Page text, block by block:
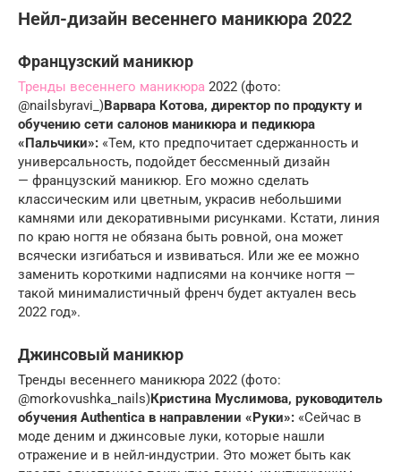
Нейл-дизайн весеннего маникюра 2022
Французский маникюр
Тренды весеннего маникюра 2022 (фото:
@nailsbyravi_)Варвара Котова, директор по продукту и
обучению сети салонов маникюра и педикюра
«Пальчики»: «Тем, кто предпочитает сдержанность и
универсальность, подойдет бессменный дизайн
— французский маникюр. Его можно сделать
классическим или цветным, украсив небольшими
камнями или декоративными рисунками. Кстати, линия
по краю ногтя не обязана быть ровной, она может
всячески изгибаться и извиваться. Или же ее можно
заменить короткими надписями на кончике ногтя —
такой минималистичный френч будет актуален весь
2022 год».
Джинсовый маникюр
Тренды весеннего маникюра 2022 (фото:
@morkovushka_nails)Кристина Муслимова, руководитель
обучения Authentica в направлении «Руки»: «Сейчас в
моде деним и джинсовые луки, которые нашли
отражение и в нейл-индустрии. Это может быть как